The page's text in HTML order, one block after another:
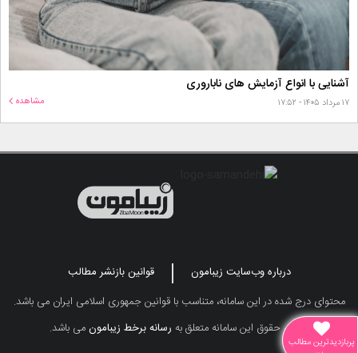
آشنایی با انواع آزمایش های ناباروری
۱۷ مرداد ۱۴۰۵ - ۱۷:۵۲ مشاهده
درباره وب‌سایت زیبامون
قوانین بازنشر مطالب
محتوای درج شده در این سامانه، متناسب با قوانین جمهوری اسلامی ایران می باشد.
تمامی حقوق این سامانه متعلق به رسانه برخط زیبامونمی باشد.
پربازدیدترین مطالب